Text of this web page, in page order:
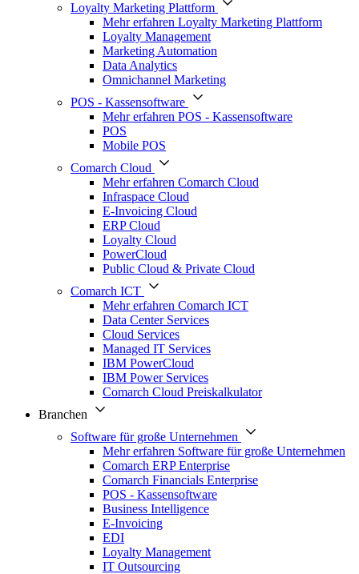
Loyalty Marketing Plattform
Mehr erfahren Loyalty Marketing Plattform
Loyalty Management
Marketing Automation
Data Analytics
Omnichannel Marketing
POS - Kassensoftware
Mehr erfahren POS - Kassensoftware
POS
Mobile POS
Comarch Cloud
Mehr erfahren Comarch Cloud
Infraspace Cloud
E-Invoicing Cloud
ERP Cloud
Loyalty Cloud
PowerCloud
Public Cloud & Private Cloud
Comarch ICT
Mehr erfahren Comarch ICT
Data Center Services
Cloud Services
Managed IT Services
IBM PowerCloud
IBM Power Services
Comarch Cloud Preiskalkulator
Branchen
Software für große Unternehmen
Mehr erfahren Software für große Unternehmen
Comarch ERP Enterprise
Comarch Financials Enterprise
POS - Kassensoftware
Business Intelligence
E-Invoicing
EDI
Loyalty Management
IT Outsourcing